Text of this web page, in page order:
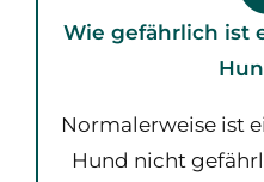
Wie gefährlich ist
Normalerweise ist
Hund nicht